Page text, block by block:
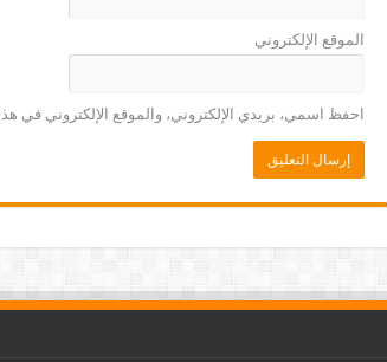
الموقع الإلكتروني
احفظ اسمي، بريدي الإلكتروني، والموقع الإلكتروني في